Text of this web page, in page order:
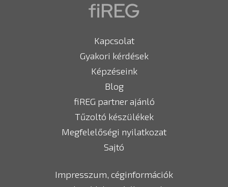
Kapcsolat
Gyakori kérdések
Képzéseink
Blog
fiREG partner ajánló
Tűzoltó készülékek
Megfelelőségi nyilatkozat
Sajtó
Impresszum, céginformációk